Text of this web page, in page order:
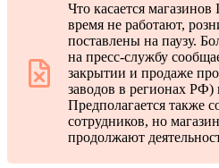
Что касается
время не работают,
поставлены на паузу.
на пресс-службу
закрытии и продаже
заводов в регионах
Предполагается также
сотрудников, но
продолжают